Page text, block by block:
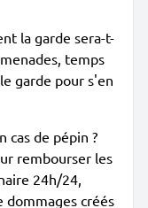
la garde sera-t-
temps
garde pour s'en
cas de pépin ?
rembourser les
24h/24,
dommages créés